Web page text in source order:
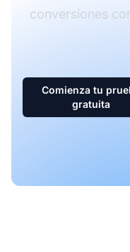
conversiones
Comienza tu
gratuita